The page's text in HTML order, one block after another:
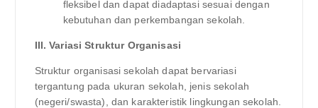
fleksibel dan dapat diadaptasi sesuai dengan
kebutuhan dan perkembangan sekolah.
III. Variasi Struktur Organisasi
Struktur organisasi sekolah dapat bervariasi
tergantung pada ukuran sekolah, jenis sekolah
(negeri/swasta), dan karakteristik lingkungan sekolah.